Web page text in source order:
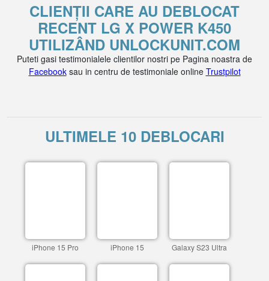
CLIENȚII CARE AU DEBLOCAT
RECENT LG X POWER K450
UTILIZÂND UNLOCKUNIT.COM
Puteti gasi testimonialele clientilor nostri pe Pagina noastra de
Facebooksau in centru de testimoniale online Trustpilot
ULTIMELE 10 DEBLOCARI
iPhone 15 Pro iPhone 15 Galaxy S23 Ultra